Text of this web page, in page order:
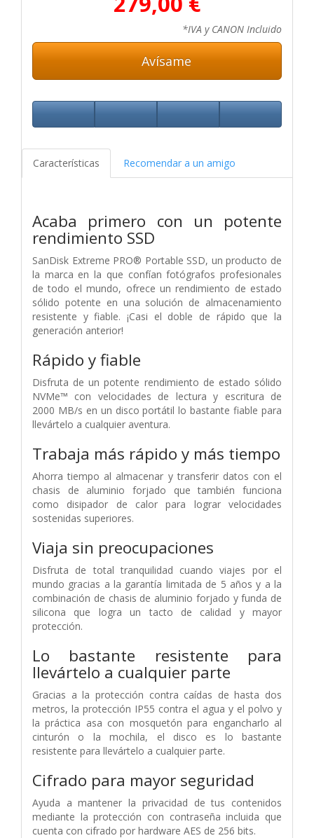
*IVA y CANON Incluido
Avísame
Características Recomendar a un amigo
Acaba primero con un potente
rendimiento SSD
SanDisk Extreme PRO® Portable SSD, un producto de
la marca en la que confían fotógrafos profesionales
de todo el mundo, ofrece un rendimiento de estado
sólido potente en una solución de almacenamiento
resistente y fiable. ¡Casi el doble de rápido que la
generación anterior!
Rápido y fiable
Disfruta de un potente rendimiento de estado sólido
NVMe™ con velocidades de lectura y escritura de
2000 MB/s en un disco portátil lo bastante fiable para
llevártelo a cualquier aventura.
Trabaja más rápido y más tiempo
Ahorra tiempo al almacenar y transferir datos con el
chasis de aluminio forjado que también funciona
como disipador de calor para lograr velocidades
sostenidas superiores.
Viaja sin preocupaciones
Disfruta de total tranquilidad cuando viajes por el
mundo gracias a la garantía limitada de 5 años y a la
combinación de chasis de aluminio forjado y funda de
silicona que logra un tacto de calidad y mayor
protección.
Lo bastante resistente para
llevártelo a cualquier parte
Gracias a la protección contra caídas de hasta dos
metros, la protección IP55 contra el agua y el polvo y
la práctica asa con mosquetón para engancharlo al
cinturón o la mochila, el disco es lo bastante
resistente para llevártelo a cualquier parte.
Cifrado para mayor seguridad
Ayuda a mantener la privacidad de tus contenidos
mediante la protección con contraseña incluida que
cuenta con cifrado por hardware AES de 256 bits.